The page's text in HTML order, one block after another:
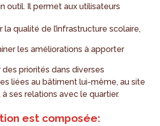
outil. Il permet aux utilisateurs
la qualité de l’infrastructure scolaire,
les améliorations à apporter
des priorités dans diverses
liées au bâtiment lui-même, au site
ses relations avec le quartier.
est composée: